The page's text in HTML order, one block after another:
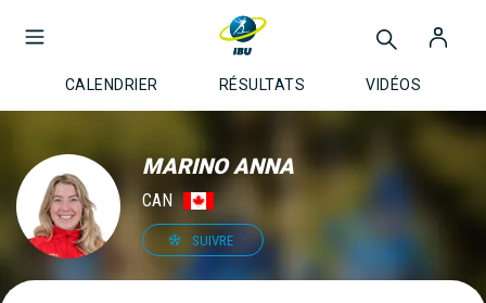
CALENDRIER RÉSULTATS VIDÉOS
MARINO ANNA
CAN
SUIVRE